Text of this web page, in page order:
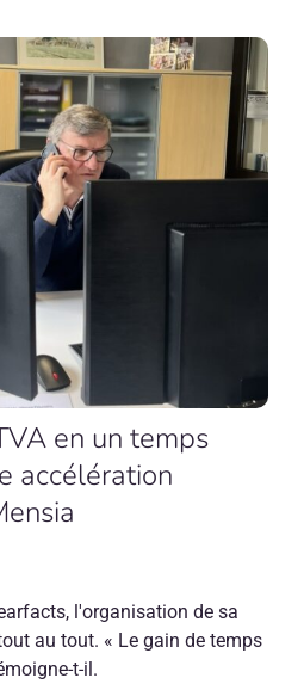
en un temps
accélération
l'organisation de sa
au tout. « Le gain de temps
t-il.